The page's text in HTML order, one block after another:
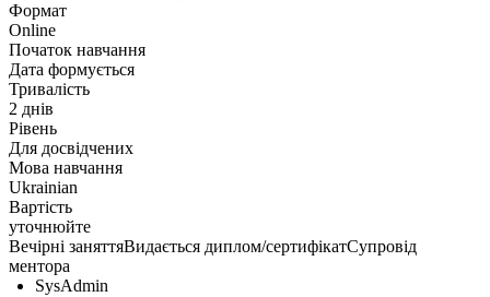
Формат
Online
Початок навчання
Дата формується
Тривалість
2 днів
Рівень
Для досвідчених
Мова навчання
Ukrainian
Вартість
уточнюйте
Вечірні заняттяВидається диплом/сертифікатСупровід
ментора
SysAdmin